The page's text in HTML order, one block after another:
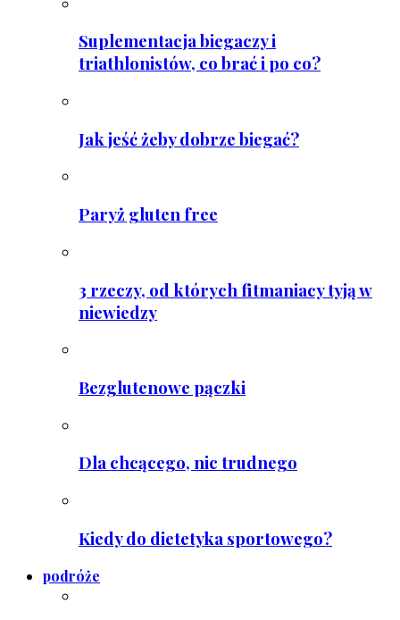
Suplementacja biegaczy i
triathlonistów, co brać i po co?
Jak jeść żeby dobrze biegać?
Paryż gluten free
3 rzeczy, od których fitmaniacy tyją w
niewiedzy
Bezglutenowe pączki
Dla chcącego, nic trudnego
Kiedy do dietetyka sportowego?
podróże